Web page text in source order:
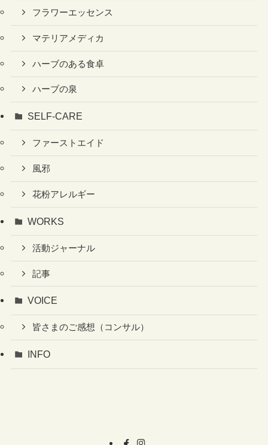
フラワーエッセンス
マテリアメディカ
ハーブのある食卓
ハーブの泉
SELF-CARE
ファーストエイド
風邪
花粉アレルギー
WORKS
活動ジャーナル
記事
VOICE
皆さまのご感想（コンサル）
INFO